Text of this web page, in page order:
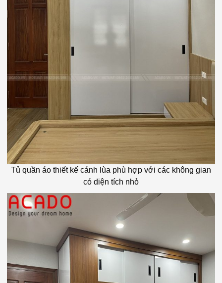
Tủ quần áo thiết kế cánh lùa phù hợp với các không gian
có diện tích nhỏ